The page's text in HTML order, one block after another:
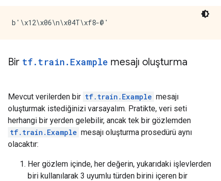
Bir tf. train . Example mesajı oluşturma
Mevcut verilerden bir tf.train.Example mesajı
oluşturmak istediğinizi varsayalım. Pratikte, veri seti
herhangi bir yerden gelebilir, ancak tek bir gözlemden
tf.train.Example mesajı oluşturma prosedürü aynı
olacaktır:
Her gözlem içinde, her değerin, yukarıdaki işlevlerden
biri kullanılarak 3 uyumlu türden birini içeren bir